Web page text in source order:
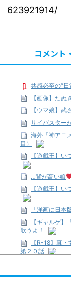
623921914/
コメント
共感必至の“日
【画像】たぬ
【ウマ娘】武
サイバスター
海外「神アニ
目）
【遊戯王】
…背が高い娘
【遊戯王】
「洋画に日本
【ギャルゲ
歌うよ！
【R-18】真
第２０話
【画像】この
【遊戯王】い